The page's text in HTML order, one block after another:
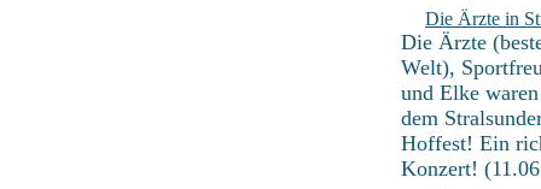
Die Ärzte in
Die Ärzte
Welt),
und Elke
dem
Hoffest! Ein
Konzert!